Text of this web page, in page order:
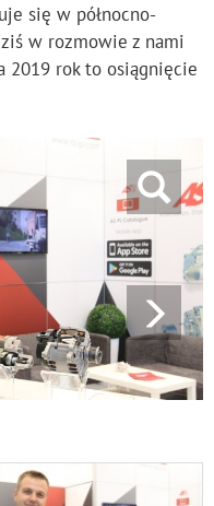
się w północno-
w rozmowie z nami
2019 rok to osiągnięcie